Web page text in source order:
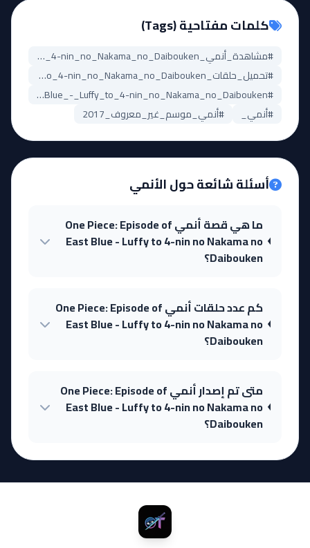
كلمات مفتاحية (Tags)
#مشاهدة_أنمي_One_Piece:_Episode_of_East_Blue_-_Luffy_to_4-nin_no_Nakama_no_Daibouken
#تحميل_حلقات_One_Piece:_Episode_of_East_Blue_-_Luffy_to_4-nin_no_Nakama_no_Daibouken
#One_Piece:_Episode_of_East_Blue_-_Luffy_to_4-nin_no_Nakama_no_Daibouken_مترجم
#أنمي_
#أنمي_موسم_غير_معروف_2017
أسئلة شائعة حول الأنمي
ما هي قصة أنمي One Piece: Episode of
East Blue - Luffy to 4-nin no Nakama no
Daibouken؟
كم عدد حلقات أنمي One Piece: Episode of
East Blue - Luffy to 4-nin no Nakama no
Daibouken؟
متى تم إصدار أنمي One Piece: Episode of
East Blue - Luffy to 4-nin no Nakama no
Daibouken؟